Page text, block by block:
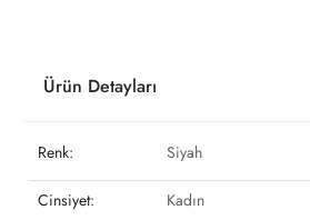
Ürün Detayları
Renk: Siyah
Cinsiyet: Kadın